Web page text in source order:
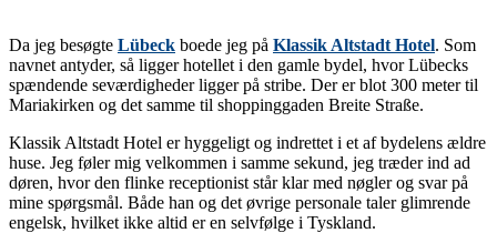
Da jeg besøgte Lübeck boede jeg på Klassik Altstadt Hotel. Som
navnet antyder, så ligger hotellet i den gamle bydel, hvor Lübecks
spændende seværdigheder ligger på stribe. Der er blot 300 meter til
Mariakirken og det samme til shoppinggaden Breite Straße.
Klassik Altstadt Hotel er hyggeligt og indrettet i et af bydelens ældre
huse. Jeg føler mig velkommen i samme sekund, jeg træder ind ad
døren, hvor den flinke receptionist står klar med nøgler og svar på
mine spørgsmål. Både han og det øvrige personale taler glimrende
engelsk, hvilket ikke altid er en selvfølge i Tyskland.